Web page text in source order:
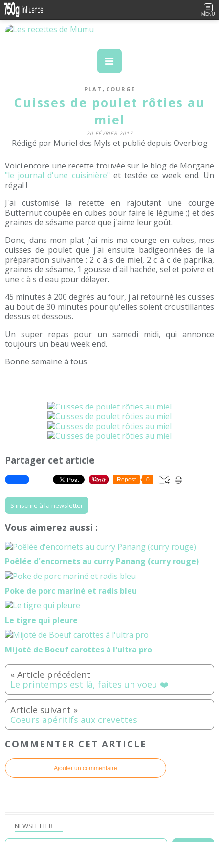
MENU
PLAT , COURGE
Cuisses de poulet rôties au
miel
20 FÉVRIER 2017
Rédigé par Muriel des Myls et publié depuis Overblog
Voici encore une recette trouvée sur le blog de Morgane
"le journal d'une cuisinière" et testée ce week end. Un
régal !
J'ai customisé la recette en rajoutant une courge
Butternut coupée en cubes pour faire le légume ;) et des
graines de sésame parce que j'aime leur goût.
Donc, dans mon plat j'ai mis ma courge en cubes, mes
cuisses de poulet que j'ai ensuite badigeonnées de la
préparation suivante : 2 c à s de miel, 2 c à c de paprika,
graines de sésame, 1 gousse d'ail hachée, sel et poivre et
une c à s d'eau pour délayer.
45 minutes à 200 degrés au four, j'ai retourné les cuisses
au bout de 30 minutes pour qu'elles soient croustillantes
dessus et dessous.
Un super repas pour un samedi midi, qui annonce
toujours un beau week end.
Bonne semaine à tous
Partager cet article
Repost 0
S'inscrire à la newsletter
Vous aimerez aussi :
Poêlée d'encornets au curry Panang (curry rouge)
Poke de porc mariné et radis bleu
Le tigre qui pleure
Mijoté de Boeuf carottes à l'ultra pro
Le printemps est là, faites un voeu ❤️
Coeurs apéritifs aux crevettes
COMMENTER CET ARTICLE
Ajouter un commentaire
NEWSLETTER